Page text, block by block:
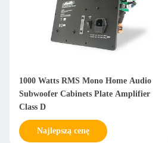
Class D Subwoofer Amplifier Board
with 4 Ohm Output Impedance 30-200
Hz Frequency Response and Toroidal
Power Supply
Najlepszą cenę